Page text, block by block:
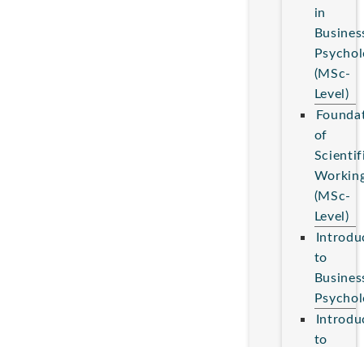
in
(MSc-
Level)
of
(MSc-
Level)
to
to